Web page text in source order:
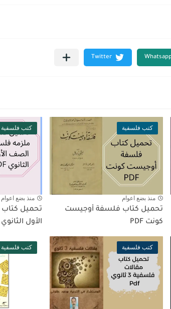
كتب فلسفية
منذ بضع اعوام
تحميل كتاب فلسفة أوجيست
كونت PDF
كتب فلسفية
منذ بضع اعوام
تحميل
الأول الثانوي PDF
كتب فلسفية كتب فلسفية